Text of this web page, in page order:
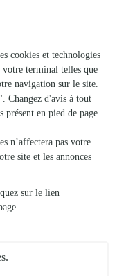
une plante à